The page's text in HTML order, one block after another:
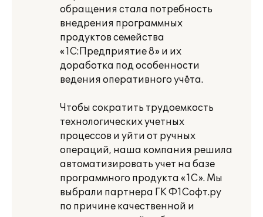
обращения стала потребность
внедрения программных
продуктов семейства
«1С:Предприятие 8» и их
доработка под особенности
ведения оперативного учёта.
Чтобы сократить трудоемкость
технологических учетных
процессов и уйти от ручных
операций, наша компания решила
автоматизировать учет на базе
программного продукта «1С». Мы
выбрали партнера ГК Ф1Софт.ру
по причине качественной и